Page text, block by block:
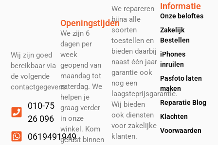
Wij zijn goed
bereikbaar via
de volgende
contactgegevens.
010-75
26 096
0619491949
We repareren
bijna alle
soorten
toestellen en
bieden daarbij
naast één jaar
garantie ook
nog een
laagsteprijsgarantie.
Wij bieden
ook diensten
voor zakelijke
klanten.
Openingstijden
We zijn 6
dagen per
week
geopend van
maandag tot
zaterdag. We
helpen je
graag verder
in onze
winkel. Kom
gerust binnen
Informatie
Onze beloftes
Zakelijk
Bestellen
iPhones
inruilen
Pasfoto laten
maken
Reparatie Blog
Klachten
Voorwaarden